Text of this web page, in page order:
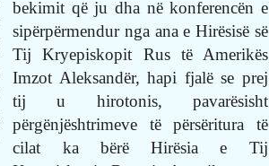
bekimit që ju dha në konferencën e
sipërpërmendur nga ana e Hirësisë së
Tij Kryepiskopit Rus të Amerikës
Imzot Aleksandër, hapi fjalë se prej
tij u hirotonis, pavarësisht
përgënjështrimeve të përsëritura të
cilat ka bërë Hirësia e Tij